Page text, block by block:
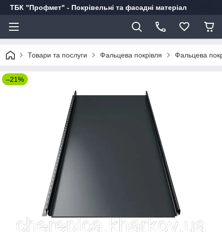
ТБК "Профмет" - Покрівельні та фасадні матеріал
Товари та послуги Фальцева покрівля Фальцева
–21%